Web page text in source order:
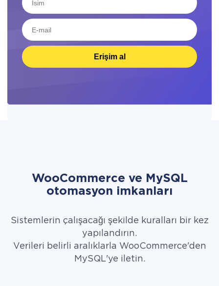
Erişim al
WooCommerce ve MySQL
otomasyon imkanları
Sistemlerin çalışacağı şekilde kuralları bir kez
yapılandırın.
Verileri belirli aralıklarla WooCommerce'den
MySQL'ye iletin.